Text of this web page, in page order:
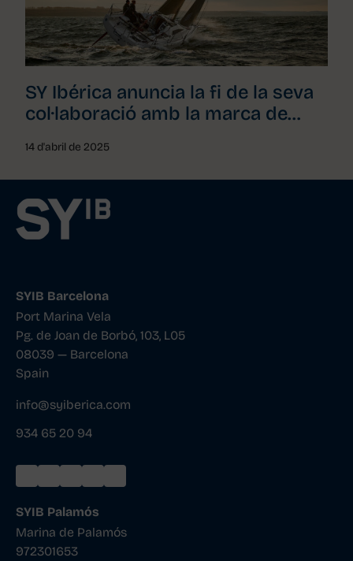
SY Ibérica anuncia la fi de la seva
col·laboració amb la marca de
14 d'abril de 2025
SYIB Barcelona
Port Marina Vela
Pg. de Joan de Borbó, 103, L05
08039 — Barcelona
Spain
info@syiberica.com
934 65 20 94
SYIB Palamós
Marina de Palamós
972301653